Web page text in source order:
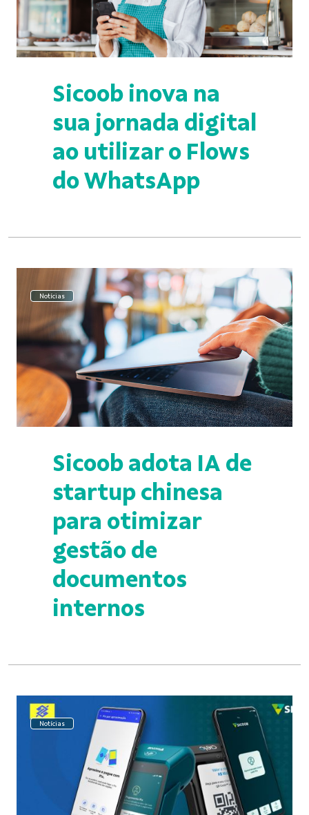
Sicoob inova na
sua jornada digital
ao utilizar o Flows
do WhatsApp
Notícias
Sicoob adota IA de
startup chinesa
para otimizar
gestão de
documentos
internos
Notícias